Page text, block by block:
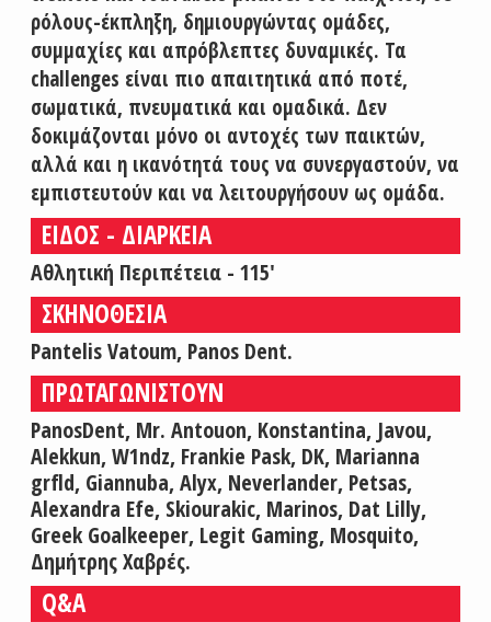
ρόλους-έκπληξη, δημιουργώντας ομάδες,
συμμαχίες και απρόβλεπτες δυναμικές. Τα
challenges είναι πιο απαιτητικά από ποτέ,
σωματικά, πνευματικά και ομαδικά. Δεν
δοκιμάζονται μόνο οι αντοχές των παικτών,
αλλά και η ικανότητά τους να συνεργαστούν, να
εμπιστευτούν και να λειτουργήσουν ως ομάδα.
ΕΙΔΟΣ - ΔΙΑΡΚΕΙΑ
Αθλητική Περιπέτεια - 115'
ΣΚΗΝΟΘΕΣΙΑ
Pantelis Vatoum, Panos Dent.
ΠΡΩΤΑΓΩΝΙΣΤΟΥΝ
PanosDent, Mr. Antouon, Konstantina, Javou,
Alekkun, W1ndz, Frankie Pask, DK, Marianna
grfld, Giannuba, Alyx, Neverlander, Petsas,
Alexandra Efe, Skiourakic, Marinos, Dat Lilly,
Greek Goalkeeper, Legit Gaming, Mosquito,
Δημήτρης Χαβρές.
Q&A